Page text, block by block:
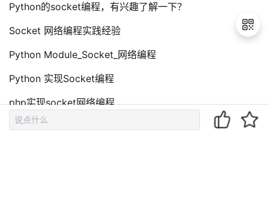
Python的socket编程，有兴趣了解一下？
Socket 网络编程实践经验
Python Module_Socket_网络编程
Python 实现Socket编程
php实现socket网络编程